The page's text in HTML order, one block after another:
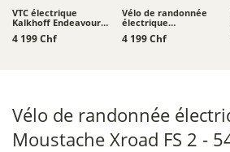
VTC électrique
Kalkhoff Endeavour L
Touring
4 199 Chf
Vélo de randonnée
électrique
Moustache Xroad 4 -
800 Wh
4 199 Chf
Vélo de randonnée
Moustache Xroad FS 2 -